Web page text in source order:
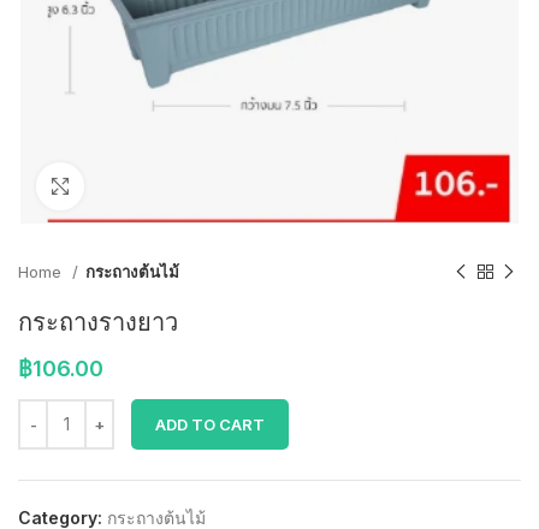
Home กระถางต้นไม้
กระถางรางยาว
฿106.00
ADD TO CART
Category: กระถางต้นไม้